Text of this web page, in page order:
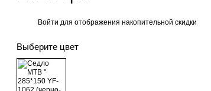
Войти для отображения накопительной скидки
Выберите цвет